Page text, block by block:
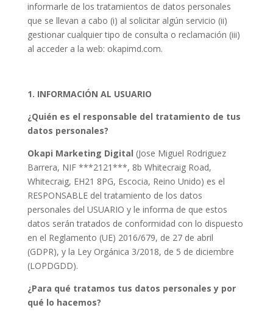
informarle de los tratamientos de datos personales
que se llevan a cabo (i) al solicitar algún servicio (ii)
gestionar cualquier tipo de consulta o reclamación (iii)
al acceder a la web: okapimd.com.
1. INFORMACIÓN AL USUARIO
¿Quién es el responsable del tratamiento de tus
datos personales?
Okapi Marketing Digital (Jose Miguel Rodriguez
Barrera, NIF ***2121***, 8b Whitecraig Road,
Whitecraig, EH21 8PG, Escocia, Reino Unido) es el
RESPONSABLE del tratamiento de los datos
personales del USUARIO y le informa de que estos
datos serán tratados de conformidad con lo dispuesto
en el Reglamento (UE) 2016/679, de 27 de abril
(GDPR), y la Ley Orgánica 3/2018, de 5 de diciembre
(LOPDGDD).
¿Para qué tratamos tus datos personales y por
qué lo hacemos?